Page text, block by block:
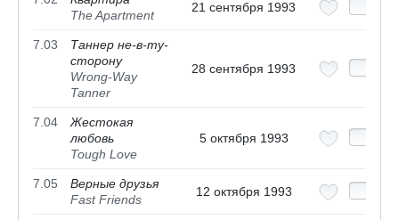
The Apartment
21 сентября 1993
7.03
Таннер не-в-ту-
сторону
Wrong-Way
Tanner
28 сентября 1993
7.04
Жестокая
любовь
Tough Love
5 октября 1993
7.05
Верные друзья
Fast Friends
12 октября 1993